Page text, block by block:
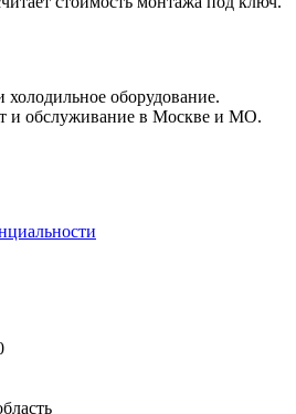
холодильное оборудование.
и обслуживание в Москве и МО.